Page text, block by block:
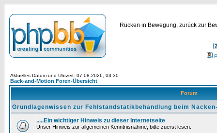
Rücken in Bewegung, zurück zur
Aktuelles Datum und Uhrzeit: 07.08.2026, 03:30
Back-and-Motion Foren-Übersicht
Forum
Grundlagenwissen zur Fehlstandstatikbehandlung beim
.....Ein wichtiger Hinweis zu dieser Internetseite
Unser Hinweis zur allgemeinen Kenntnisnahme, bitte zuerst lesen.